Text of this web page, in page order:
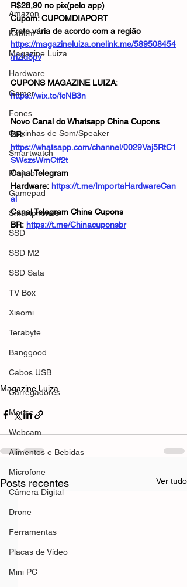
Amazon
Kabum
Magazine Luiza
Hardware
Gamer
Fones
Caixinhas de Som/Speaker
Smartwatch
Projetor
Gamepad
Smartphones
SSD
SSD M2
SSD Sata
TV Box
Xiaomi
Terabyte
Banggood
Cabos USB
Carregadores
Mouse
Webcam
Alimentos e Bebidas
Microfone
Câmera Digital
Drone
Ferramentas
Placas de Vídeo
Mini PC
R$28,90 no pix(pelo app)
Cupom: CUPOMDIAPORT
Frete vária de acordo com a região
https://magazineluiza.onelink.me/589508454
/rizid8pv
CUPONS MAGAZINE LUIZA:
https://wix.to/fcNB3n
Novo Canal do Whatsapp China Cupons
BR:
https://whatsapp.com/channel/0029Vaj5RtC1
SWszsWmCtf2t
Canal Telegram
Hardware: https://t.me/ImportaHardwareCan
al
Canal Telegram China Cupons
BR: https://t.me/Chinacuponsbr
Magazine Luiza
Posts recentes Ver tudo